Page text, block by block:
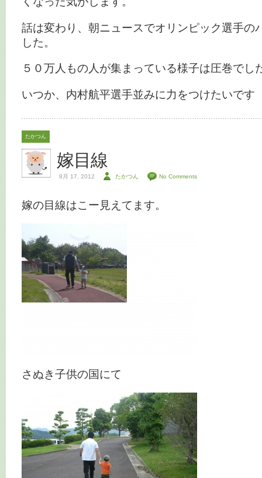
話は変わり、朝ニュースでオリンピック選手の
した。
５０万人もの人が集まっている様子は圧巻でし
いつか、内村航平選手並みに力をつけたいです
たかつん
嫁目線
8月 17, 2012 たかつん No Comments
嫁の目線はこー見えてます。
さぬき子供の国にて